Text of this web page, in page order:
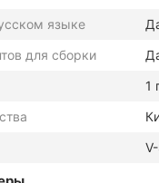
языке
для сборки
1